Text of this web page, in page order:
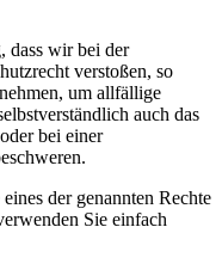
dass wir bei der
verstoßen, so
um allfällige
auch das
bei einer
der genannten Rechte
Sie einfach